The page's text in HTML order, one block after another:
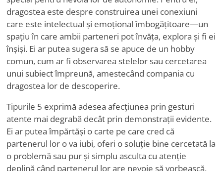
dragostea este despre construirea unei conexiuni
care este intelectual și emoțional îmbogățitoare—un
spațiu în care ambii parteneri pot învăța, explora și fi ei
înșiși. Ei ar putea sugera să se apuce de un hobby
comun, cum ar fi observarea stelelor sau cercetarea
unui subiect împreună, amestecând compania cu
dragostea lor de descoperire.
Tipurile 5 exprimă adesea afecțiunea prin gesturi
atente mai degrabă decât prin demonstrații evidente.
Ei ar putea împărtăși o carte pe care cred că
partenerul lor o va iubi, oferi o soluție bine cercetată la
o problemă sau pur și simplu asculta cu atenție
deplină când partenerul lor are nevoie să vorbească.